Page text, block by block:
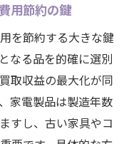
用節約の鍵
を節約する大きな鍵
なる品を的確に選別
取収益の最大化が同
家電製品は製造年数
すし、古い家具やコ